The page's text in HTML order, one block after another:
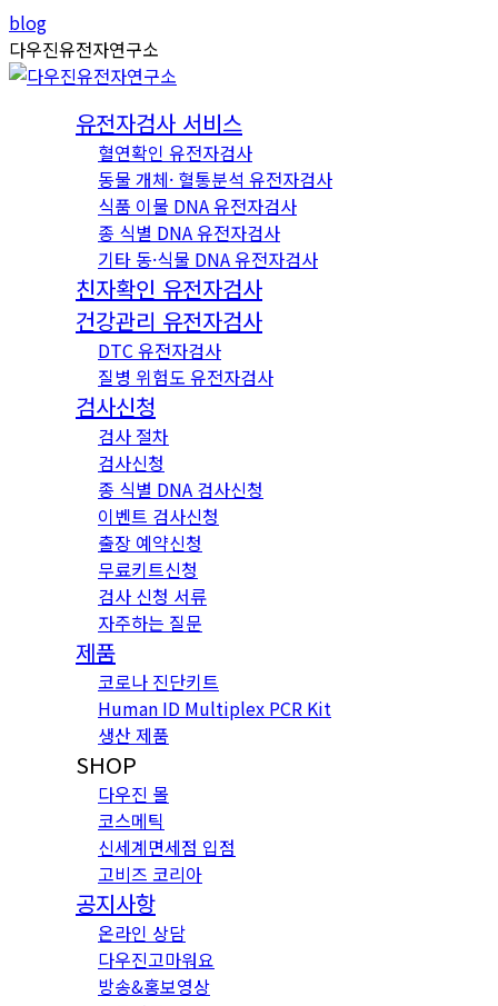
Skip
to
content
Instagram
page
opens
YouTube
page
opens
blog
다우진유전자연구소
유전자검사 서비스
혈연확인 유전자검사
동물 개체· 혈통분석 유전자검사
식품 이물 DNA 유전자검사
종 식별 DNA 유전자검사
기타 동·식물 DNA 유전자검사
친자확인 유전자검사
건강관리 유전자검사
DTC 유전자검사
질병 위험도 유전자검사
검사신청
검사 절차
검사신청
종 식별 DNA 검사신청
이벤트 검사신청
출장 예약신청
무료키트신청
검사 신청 서류
자주하는 질문
제품
코로나 진단키트
Human ID Multiplex PCR Kit
생산 제품
SHOP
다우진 몰
코스메틱
신세계면세점 입점
고비즈 코리아
공지사항
온라인 상담
다우진고마워요
방송&홍보영상